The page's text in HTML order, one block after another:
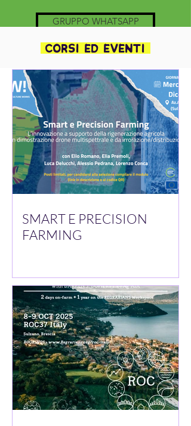
GRUPPO WHATSAPP
corsi ed eventi
SMART E PRECISION
FARMING